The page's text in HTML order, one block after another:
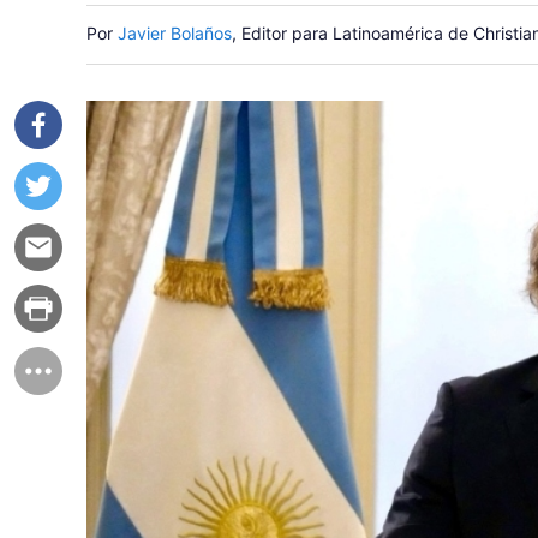
Por Javier Bolaños, Editor para Latinoamérica de